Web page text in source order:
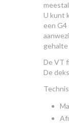
U kunt
een
De VT
De